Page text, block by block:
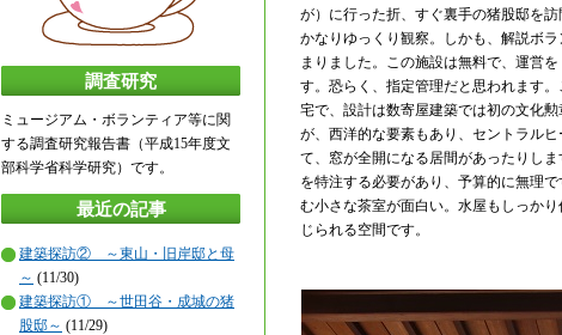
調査研究
ミュージアム・ボランティア等に関
する調査研究報告書（平成15年度文
部科学省科学研究）です。
最近の記事
建築探訪② ～東山・旧岸邸と母
～ (11/30)
建築探訪① ～世田谷・成城の猪
股邸～ (11/29)
が）に行った折、すぐ裏手の猪股邸を
かなりゆっくり観察。しかも、解説ボ
まりました。この施設は無料で、運営
す。恐らく、指定管理だと思われます
宅で、設計は数寄屋建築では初の文化
が、西洋的な要素もあり、セントラル
て、窓が全開になる居間があったりし
を特注する必要があり、予算的に無理
む小さな茶室が面白い。水屋もしっか
じられる空間です。